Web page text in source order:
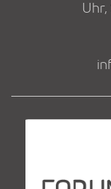
Uhr,